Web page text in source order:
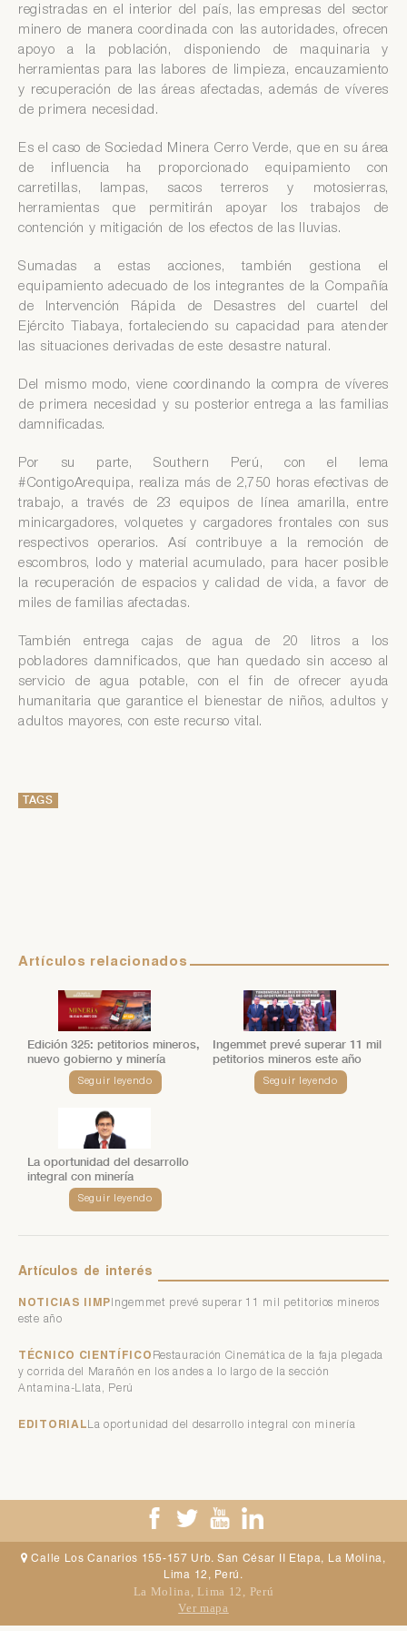
registradas en el interior del país, las empresas del sector
minero de manera coordinada con las autoridades, ofrecen
apoyo a la población, disponiendo de maquinaria y
herramientas para las labores de limpieza, encauzamiento
y recuperación de las áreas afectadas, además de víveres
de primera necesidad.
Es el caso de Sociedad Minera Cerro Verde, que en su área
de influencia ha proporcionado equipamiento con
carretillas, lampas, sacos terreros y motosierras,
herramientas que permitirán apoyar los trabajos de
contención y mitigación de los efectos de las lluvias.
Sumadas a estas acciones, también gestiona el
equipamiento adecuado de los integrantes de la Compañía
de Intervención Rápida de Desastres del cuartel del
Ejército Tiabaya, fortaleciendo su capacidad para atender
las situaciones derivadas de este desastre natural.
Del mismo modo, viene coordinando la compra de víveres
de primera necesidad y su posterior entrega a las familias
damnificadas.
Por su parte, Southern Perú, con el lema
#ContigoArequipa, realiza más de 2,750 horas efectivas de
trabajo, a través de 23 equipos de línea amarilla, entre
minicargadores, volquetes y cargadores frontales con sus
respectivos operarios. Así contribuye a la remoción de
escombros, lodo y material acumulado, para hacer posible
la recuperación de espacios y calidad de vida, a favor de
miles de familias afectadas.
También entrega cajas de agua de 20 litros a los
pobladores damnificados, que han quedado sin acceso al
servicio de agua potable, con el fin de ofrecer ayuda
humanitaria que garantice el bienestar de niños, adultos y
adultos mayores, con este recurso vital.
TAGS
Artículos relacionados
Edición 325: petitorios mineros,
nuevo gobierno y minería
Seguir leyendo
Ingemmet prevé superar 11 mil
petitorios mineros este año
Seguir leyendo
La oportunidad del desarrollo
integral con minería
Seguir leyendo
Artículos de interés
NOTICIAS IIMP Ingemmet prevé superar 11 mil petitorios mineros
este año
TÉCNICO CIENTÍFICO Restauración Cinemática de la faja plegada
y corrida del Marañón en los andes a lo largo de la sección
Antamina-Llata, Perú
EDITORIAL La oportunidad del desarrollo integral con minería
Calle Los Canarios 155-157 Urb. San César II Etapa, La Molina,
Lima 12, Perú.
La Molina, Lima 12, Perú
Ver mapa